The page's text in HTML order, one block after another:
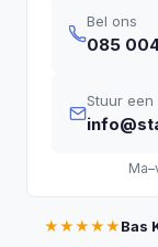
Bel ons
085
Stuur een
★★★★★Bas